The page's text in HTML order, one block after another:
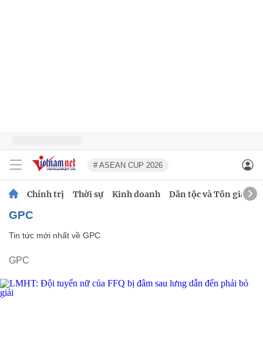
# ASEAN CUP 2026
Chính trị Thời sự Kinh doanh Dân tộc và Tôn giáo
GPC
Tin tức mới nhất về GPC
GPC